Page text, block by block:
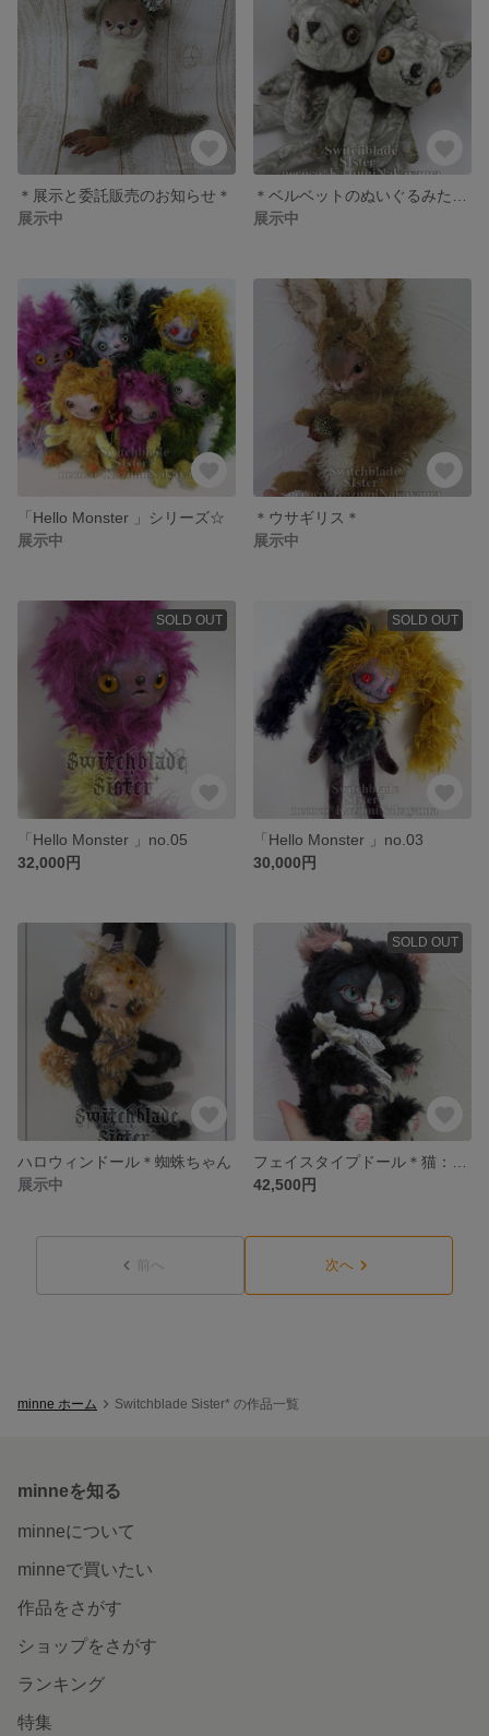
＊展示と委託販売のお知らせ＊
展示中
展示中
「Hello Monster 」シリーズ☆
展示中
＊ウサギリス＊
展示中
SOLD OUT
「Hello Monster 」no.05
32,000円
SOLD OUT
「Hello Monster 」no.03
30,000円
ハロウィンドール＊蜘蛛ちゃん
展示中
SOLD OUT
42,500円
前へ 次へ
minne ホーム Switchblade Sister* の作品一覧
minneを知る
minneについて
minneで買いたい
作品をさがす
ショップをさがす
ランキング
特集